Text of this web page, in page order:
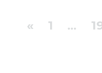
Oncología
« 1 …